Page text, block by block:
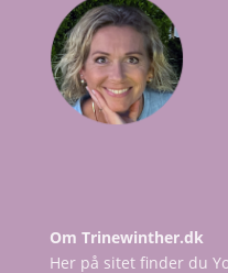
Om Trinewinther.dk
Her på sitet finder du